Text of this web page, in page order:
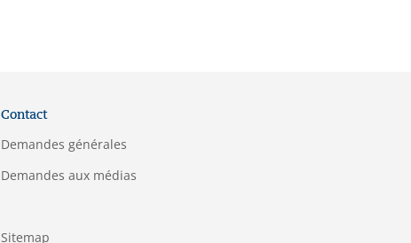
Contact
Demandes générales
Demandes aux médias
Sitemap